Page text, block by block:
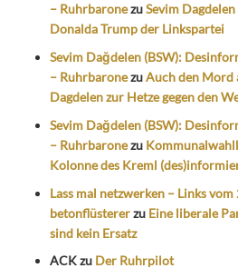
– RuhrbaronezuSevim
Donalda Trump der Linkspartei
Sevim Dağdelen (BSW):
– RuhrbaronezuAuch den Mord
Dagdelen zur Hetze gegen den
Sevim Dağdelen (BSW):
– Ruhrbaronezu
Kolonne des Kreml
Lass mal netzwerken – Links
betonflüstererzu Eine liberale
sind kein Ersatz
ACKzu Der Ruhrpilot